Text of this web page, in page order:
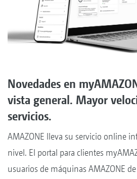
Novedades en
vista general. Mayor
servicios.
AMAZONE lleva su servicio online
nivel. El portal para clientes
usuarios de máquinas AMAZONE